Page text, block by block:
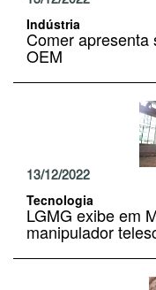
Indústria
Comer apresenta
OEM
13/12/2022
Tecnologia
LGMG exibe em
manipulador